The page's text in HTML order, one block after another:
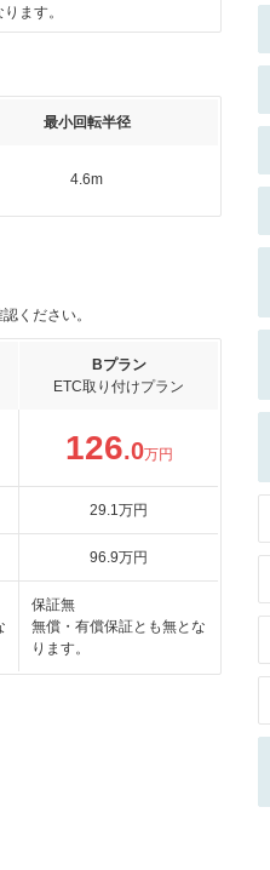
ます。
最小回転半径
4.6m
ください。
Bプラン
ETC取り付けプラン
126.0万円
29.1万円
96.9万円
保証無
無償・有償保証とも無とな
ります。